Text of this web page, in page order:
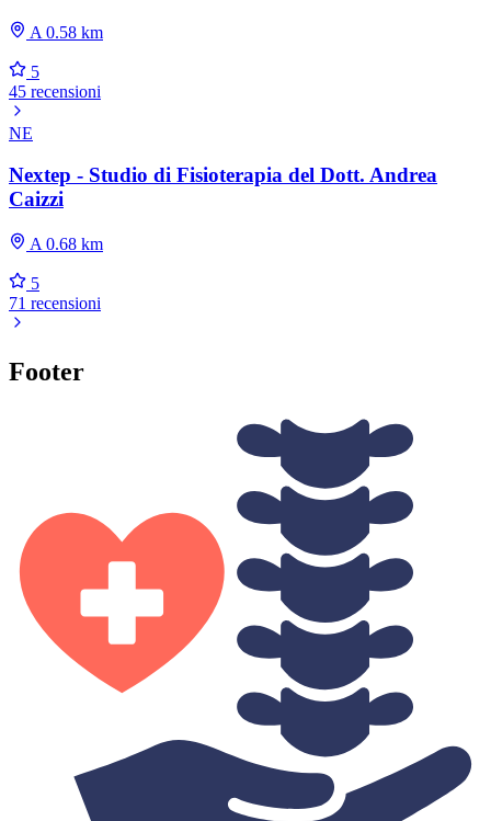
A 0.58 km
5
45 recensioni
NE
Nextep - Studio di Fisioterapia del Dott. Andrea
Caizzi
A 0.68 km
5
71 recensioni
Footer